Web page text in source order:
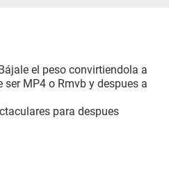
el peso convirtiendola a
MP4 o Rmvb y despues a
para despues